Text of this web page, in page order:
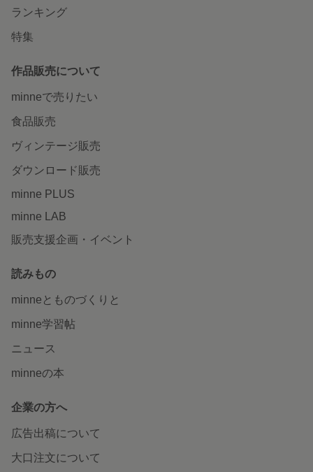
ランキング
特集
作品販売について
minneで売りたい
食品販売
ヴィンテージ販売
ダウンロード販売
minne PLUS
minne LAB
販売支援企画・イベント
読みもの
minneとものづくりと
minne学習帖
ニュース
minneの本
企業の方へ
広告出稿について
大口注文について